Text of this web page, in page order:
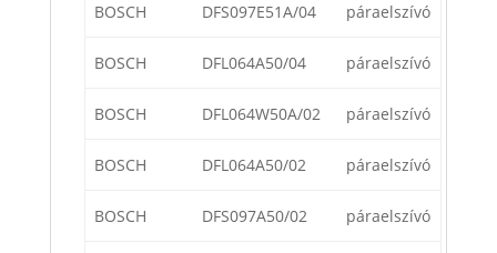
BOSCH DFS097E51A/04 páraelszívó
BOSCH DFL064A50/04 páraelszívó
BOSCH DFL064W50A/02 páraelszívó
BOSCH DFL064A50/02 páraelszívó
BOSCH DFS097A50/02 páraelszívó